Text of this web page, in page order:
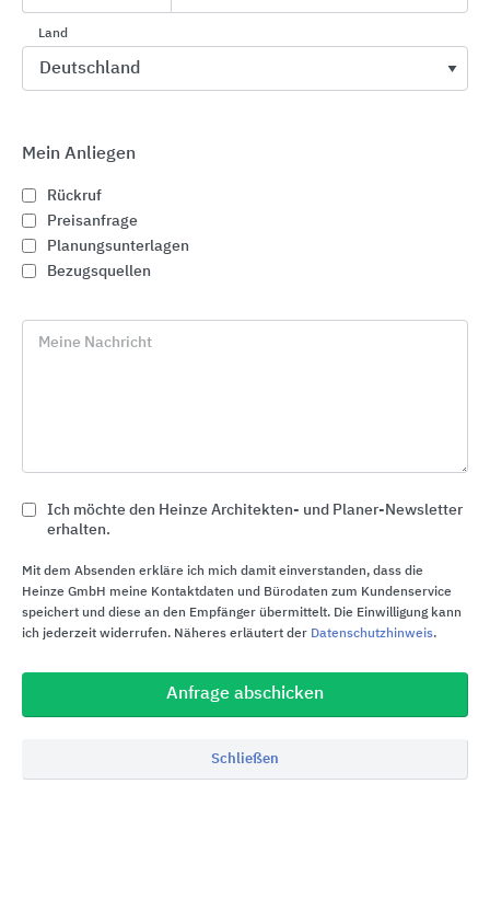
von Gebäuden
Abläufe aus Kunststoff, Ecoguss oder
Edelstahl innerhalb und außerhalb von
Edelstahl
Hybrid-Hebeanlagen für wirtschaftliche
Entwässerung
Abwasser-Hebeanlagen,
Warn- und Schaltgeräte
Verkauf / Auftragsabwicklung
Tel. 08456/27–460
verkauf@kessel.de
Technische Beratung / Ausschreibung
Land
Mein Anliegen
Rückruf
Preisanfrage
Planungsunterlagen
Bezugsquellen
Meine Nachricht
Ich möchte den Heinze Architekten- und Planer-Newsletter
erhalten.
Mit dem Absenden erkläre ich mich damit einverstanden, dass die
Heinze GmbH meine Kontaktdaten und Bürodaten zum Kundenservice
speichert und diese an den Empfänger übermittelt. Die Einwilligung kann
ich jederzeit widerrufen. Näheres erläutert der Datenschutzhinweis.
Anfrage abschicken
Schließen